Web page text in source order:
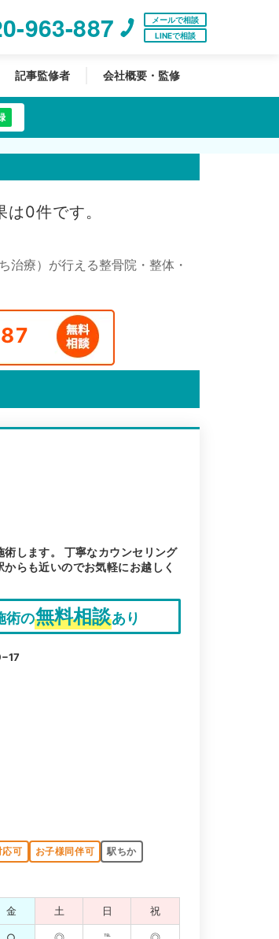
963-887
メールで相談
LINEで相談
記事監修者 会社概要・監修
0件です。
治療）が行える整骨院・整体・
します。 丁寧なカウンセリング
らも近いのでお気軽にお越しく
術の無料相談あり
応可 お子様同伴可
駅ちか
金 土 日 祝